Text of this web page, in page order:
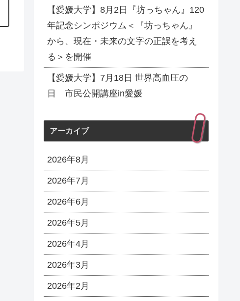
【愛媛大学】8月2日『坊っちゃん』120
年記念シンポジウム＜『坊っちゃん』
から、現在・未来の文字の正誤を考え
る＞を開催
【愛媛大学】7月18日 世界高血圧の
日 市民公開講座in愛媛
アーカイブ
2026年8月
2026年7月
2026年6月
2026年5月
2026年4月
2026年3月
2026年2月